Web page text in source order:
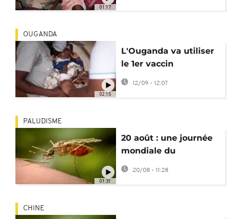
01:17
02:15
OUGANDA
L'Ouganda va utiliser
le 1er vaccin
antipaludique pour
bébés
12/09 - 12:07
01:31
PALUDISME
20 août : une journée
mondiale du
moustique pour
rappeler son impact
20/08 - 11:28
CHINE